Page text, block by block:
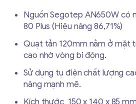
Nguồn Segotep AN650W có
80 Plus (Hiệu năng 86,71%)
Quạt tản 120mm nằm ở mặt
cao nhờ vòng bi động.
Sử dụng tụ điện chất lượng
năng mạnh mẽ.
Kích thước 150 x 140 x 85 mm